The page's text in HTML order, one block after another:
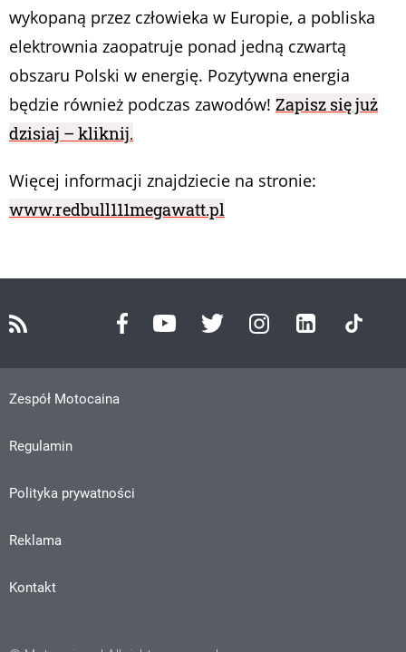
wykopaną przez człowieka w Europie, a pobliska
elektrownia zaopatruje ponad jedną czwartą
obszaru Polski w energię. Pozytywna energia
będzie również podczas zawodów! Zapisz się już
dzisiaj – kliknij.
Więcej informacji znajdziecie na stronie:
www.redbull111megawatt.pl
Zespół Motocaina
Regulamin
Polityka prywatności
Reklama
Kontakt